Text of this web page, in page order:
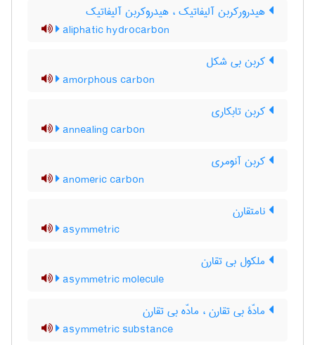
هیدرورکربن آلیفاتیک ، هیدروکربن آلیفاتیک
aliphatic hydrocarbon
کربن بی شکل
amorphous carbon
کربن تابکاری
annealing carbon
کربن آنومری
anomeric carbon
نامتقارن
asymmetric
ملکول بی تقارن
asymmetric molecule
مادّۀ بی تقارن ، مادّه بی تقارن
asymmetric substance